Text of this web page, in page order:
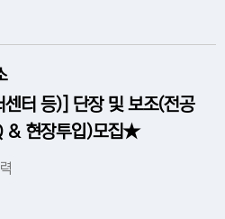
터 등)] 단장 및 보조(전공
& 현장투입)모집★